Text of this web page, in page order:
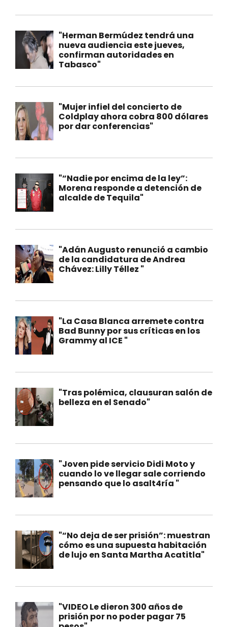
"Herman Bermúdez tendrá una
nueva audiencia este jueves,
confirman autoridades en
Tabasco"
"Mujer infiel del concierto de
Coldplay ahora cobra 800 dólares
por dar conferencias"
"“Nadie por encima de la ley”:
Morena responde a detención de
alcalde de Tequila"
"Adán Augusto renunció a cambio
de la candidatura de Andrea
Chávez: Lilly Téllez "
"La Casa Blanca arremete contra
Bad Bunny por sus críticas en los
Grammy al ICE "
"Tras polémica, clausuran salón de
belleza en el Senado"
"Joven pide servicio Didi Moto y
cuando lo ve llegar sale corriendo
pensando que lo asalt4ría "
"“No deja de ser prisión”: muestran
cómo es una supuesta habitación
de lujo en Santa Martha Acatitla"
"VIDEO Le dieron 300 años de
prisión por no poder pagar 75